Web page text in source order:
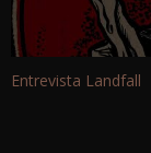
Entrevista Landfall